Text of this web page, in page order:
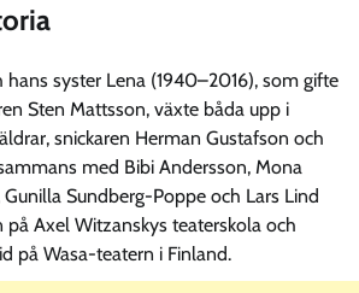
hans syster Lena (1940–2016), som gifte
Sten Mattsson, växte båda upp i
snickaren Herman Gustafson och
med Bibi Andersson, Mona
Sundberg-Poppe och Lars Lind
på Axel Witzanskys teaterskola och
på Wasa-teatern i Finland.